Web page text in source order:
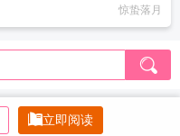
惊蛰落月
立即阅读